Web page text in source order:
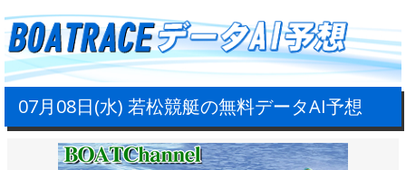
07月08日(水) 若松競艇の無料データAI予想